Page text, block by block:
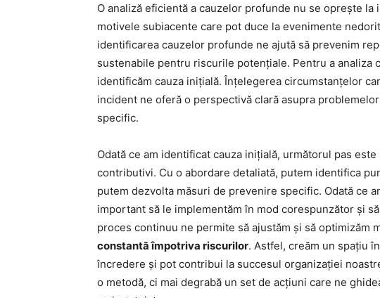
O analiză eficientă a cauzelor profunde nu se oprește
motivele subiacente care pot duce la evenimente
identificarea cauzelor profunde ne ajută să prevenim
sustenabile pentru riscurile potențiale. Pentru a analiza
identificăm cauza inițială. Înțelegerea circumstanțelor
incident ne oferă o perspectivă clară asupra
specific.
Odată ce am identificat cauza inițială, următorul pas
contributivi. Cu o abordare detaliată, putem identifica
putem dezvolta măsuri de prevenire specific. Odată ce
important să le implementăm în mod corespunzător și
proces continuu ne permite să ajustăm și să optimizăm
constantă împotriva riscurilor. Astfel, creăm un spațiu
încredere și pot contribui la succesul organizației
o metodă, ci mai degrabă un set de acțiuni care ne